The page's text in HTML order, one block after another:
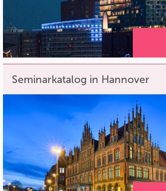
Seminarkatalog in Hannover